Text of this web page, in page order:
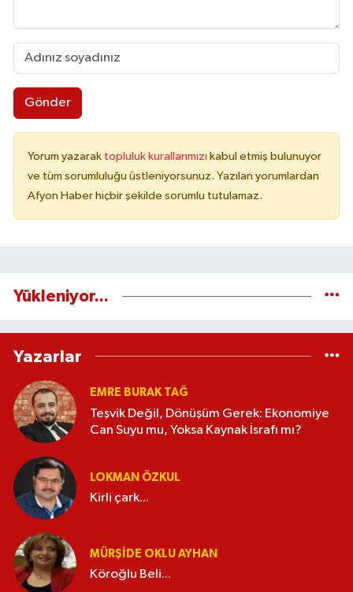
Gönder
Yorum yazarak topluluk kurallarımızı kabul etmiş bulunuyor
ve tüm sorumluluğu üstleniyorsunuz. Yazılan yorumlardan
Afyon Haber hiçbir şekilde sorumlu tutulamaz.
Yükleniyor...
Yazarlar
EMRE BURAK TAĞ
Teşvik Değil, Dönüşüm Gerek: Ekonomiye
Can Suyu mu, Yoksa Kaynak İsrafı mı?
LOKMAN ÖZKUL
Kirli çark...
MÜRŞIDE OKLU AYHAN
Köroğlu Beli...